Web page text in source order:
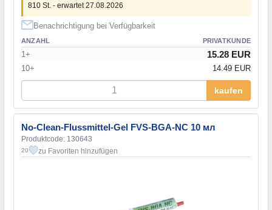
810 St. - erwartet 27.08.2026
Benachrichtigung bei Verfügbarkeit
ANZAHL PRIVATKUNDE
1+ 15.28 EUR
10+ 14.49 EUR
kaufen
No-Clean-Flussmittel-Gel FVS-BGA-NC 10 мл
Produktcode: 130643
20 zu Favoriten hinzufügen